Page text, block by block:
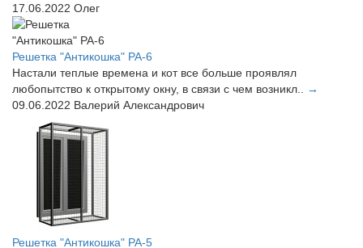
17.06.2022 Олег
Решетка "Антикошка" РА-6
Настали теплые времена и кот все больше проявлял
любопытство к открытому окну, в связи с чем возникл..
→
09.06.2022 Валерий Александрович
Решетка "Антикошка" РА-5